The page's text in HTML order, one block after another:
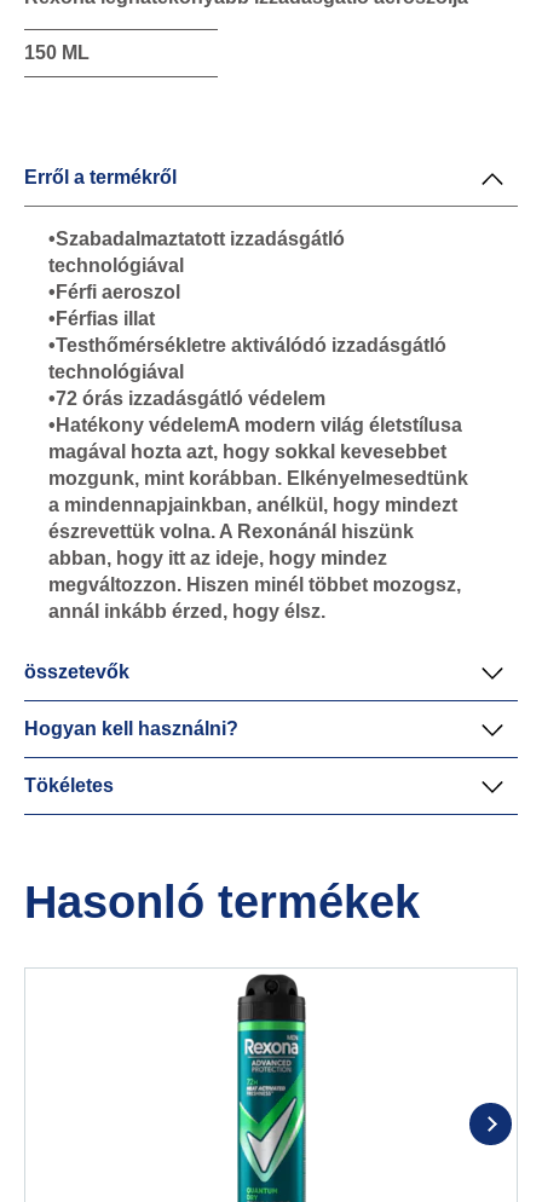
150 ML
Erről a termékről
•Szabadalmaztatott izzadásgátló
technológiával
•Férfi aeroszol
•Férfias illat
•Testhőmérsékletre aktiválódó izzadásgátló
technológiával
•72 órás izzadásgátló védelem
•Hatékony védelemA modern világ életstílusa
magával hozta azt, hogy sokkal kevesebbet
mozgunk, mint korábban. Elkényelmesedtünk
a mindennapjainkban, anélkül, hogy mindezt
észrevettük volna. A Rexonánál hiszünk
abban, hogy itt az ideje, hogy mindez
megváltozzon. Hiszen minél többet mozogsz,
annál inkább érzed, hogy élsz.
összetevők
Hogyan kell használni?
Tökéletes
Hasonló termékek